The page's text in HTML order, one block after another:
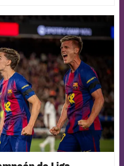
Barcelona badge